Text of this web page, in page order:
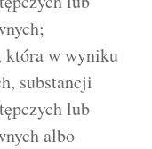
która w wyniku
substancji
lub
albo